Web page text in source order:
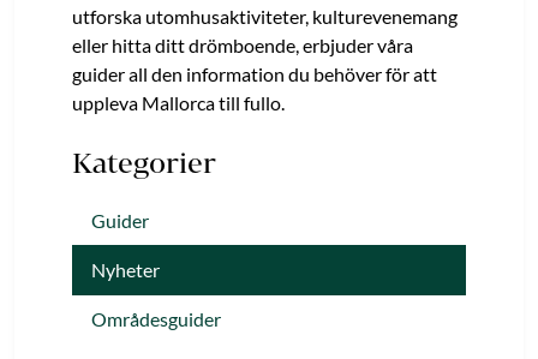
utforska utomhusaktiviteter, kulturevenemang
eller hitta ditt drömboende, erbjuder våra
guider all den information du behöver för att
uppleva Mallorca till fullo.
Kategorier
Guider
Nyheter
Områdesguider